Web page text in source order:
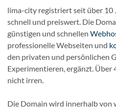
lima-city registriert seit über 10
schnell und preiswert. Die
günstigen und schnellen
professionelle Webseiten und
den privaten und persönlichen
Experimentieren, ergänzt. Über
nicht irren.
Die Domain wird innerhalb von